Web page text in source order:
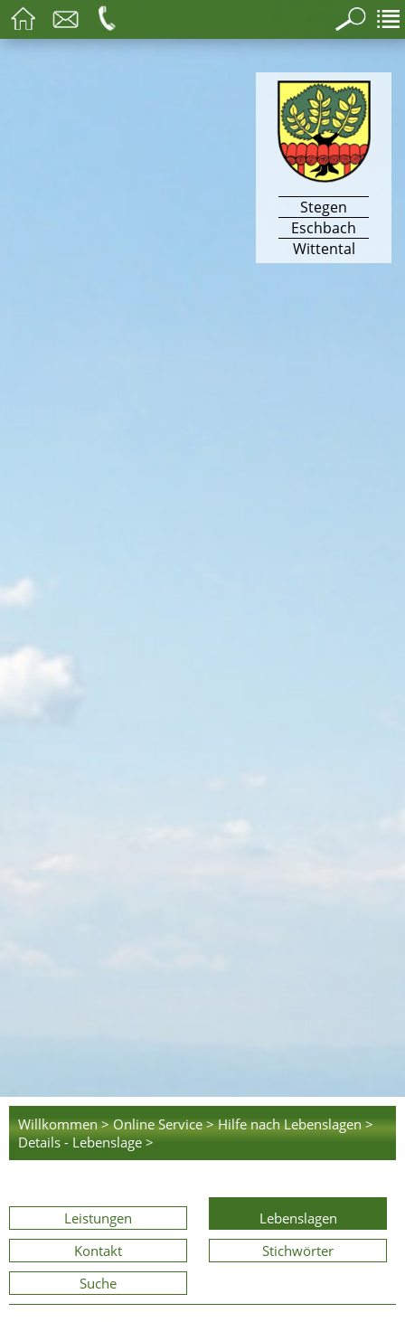
Stegen
Eschbach
Wittental
Willkommen > Online Service > Hilfe nach Lebenslagen >
Details - Lebenslage >
Leistungen
Lebenslagen
Kontakt
Stichwörter
Suche